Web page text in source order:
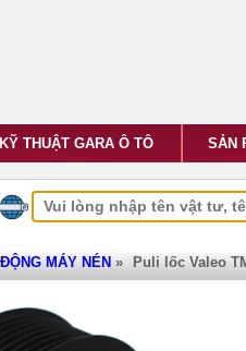
KỸ THUẬT GARA Ô TÔ SẢN
MÁY NÉN » Puli lốc Valeo